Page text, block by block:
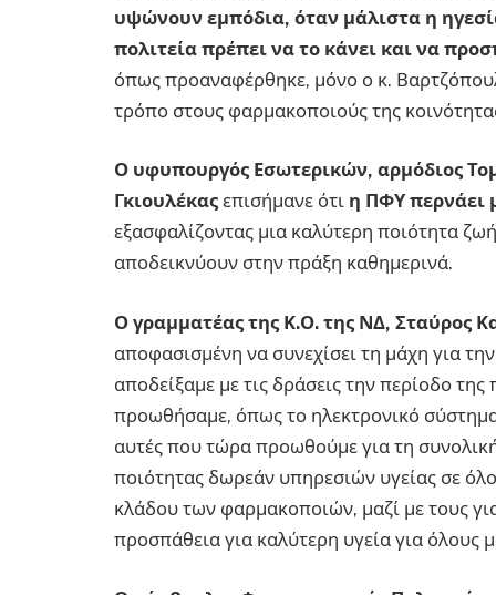
υψώνουν εμπόδια, όταν μάλιστα η
πολιτεία πρέπει να το κάνει και να
όπως προαναφέρθηκε, μόνο ο κ.
τρόπο στους φαρμακοποιούς της
Ο υφυπουργός Εσωτερικών, αρμόδιος
Γκιουλέκας επισήμανε ότι η ΠΦΥ περνάει
εξασφαλίζοντας μια καλύτερη ποιότητα
αποδεικνύουν στην πράξη καθημερινά.
Ο γραμματέας της Κ.Ο. της ΝΔ, Σταύρος
αποφασισμένη να συνεχίσει τη μάχη για
αποδείξαμε με τις δράσεις την περίοδο
προωθήσαμε, όπως το ηλεκτρονικό
αυτές που τώρα προωθούμε για τη
ποιότητας δωρεάν υπηρεσιών υγείας σε
κλάδου των φαρμακοποιών, μαζί με τους
προσπάθεια για καλύτερη υγεία για όλους